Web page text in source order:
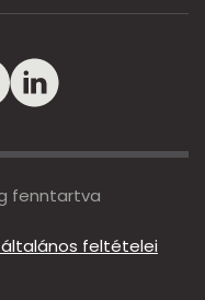
fenntartva
általános feltételei